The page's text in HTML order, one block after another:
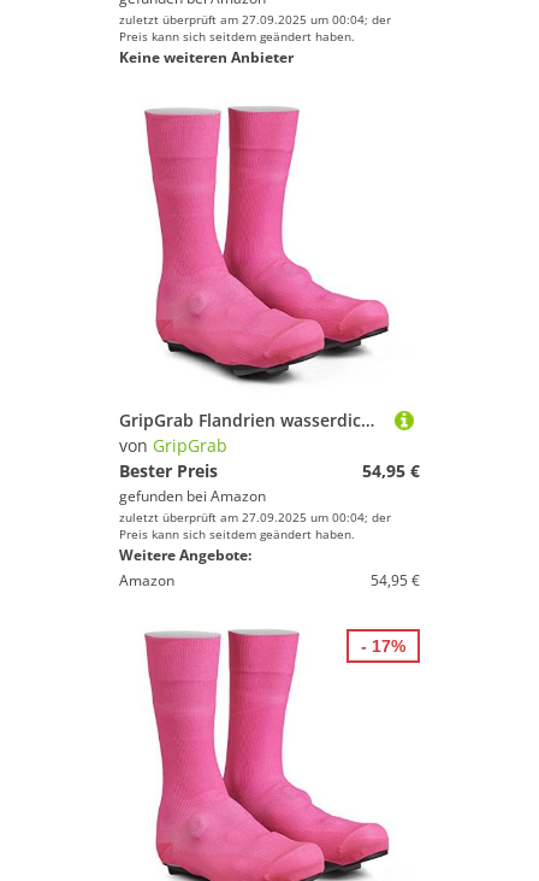
zuletzt überprüft am 27.09.2025 um 00:04; der
Preis kann sich seitdem geändert haben.
Keine weiteren Anbieter
GripGrab Flandrien wasserdichte Rennrad Überschuhe Knitted Aero Regenschutz Radsport Übersocken Gestrickte Cover Socks
von GripGrab
Bester Preis
54,95 €
gefunden bei Amazon
zuletzt überprüft am 27.09.2025 um 00:04; der
Preis kann sich seitdem geändert haben.
Weitere Angebote:
Amazon
54,95 €
- 17%